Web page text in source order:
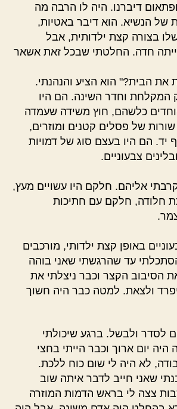
דיברנו. היה לו הרבה מה
של הנשיא. הוא דיבר באטיות,
בצורה קצת ילדותית, אבל
חדה. החלטתי שבכל זאת אשאר
הבית?" הוא הציע והנהנתי.
המקלחת וחדר השינה. הם היו
כלשהם, חוץ משידה שעמדה
של פסלים קטנים ומוזרים,
יד. הם היו בעצם סוג של דמויות
צבעוניים.
אליהם. חלקם היו עשויים מעץ,
חלודה, חלקם עם חתיכות
באופן קצת ילדותי, מורכבים
עד שהרגשתי שאני בוהה
הסיבוב הקצר וכבר ניצלתי את
ולצאת. למטה כבר היה חשוך
לסדר ולבשל. ברגע שיכולתי
יום ארוך וכבר הייתי בחצי
לא היה לי שום כוח ללכת.
שאני חייב לדבר איתה שוב
צצה לי בראש הדמות המוזרה